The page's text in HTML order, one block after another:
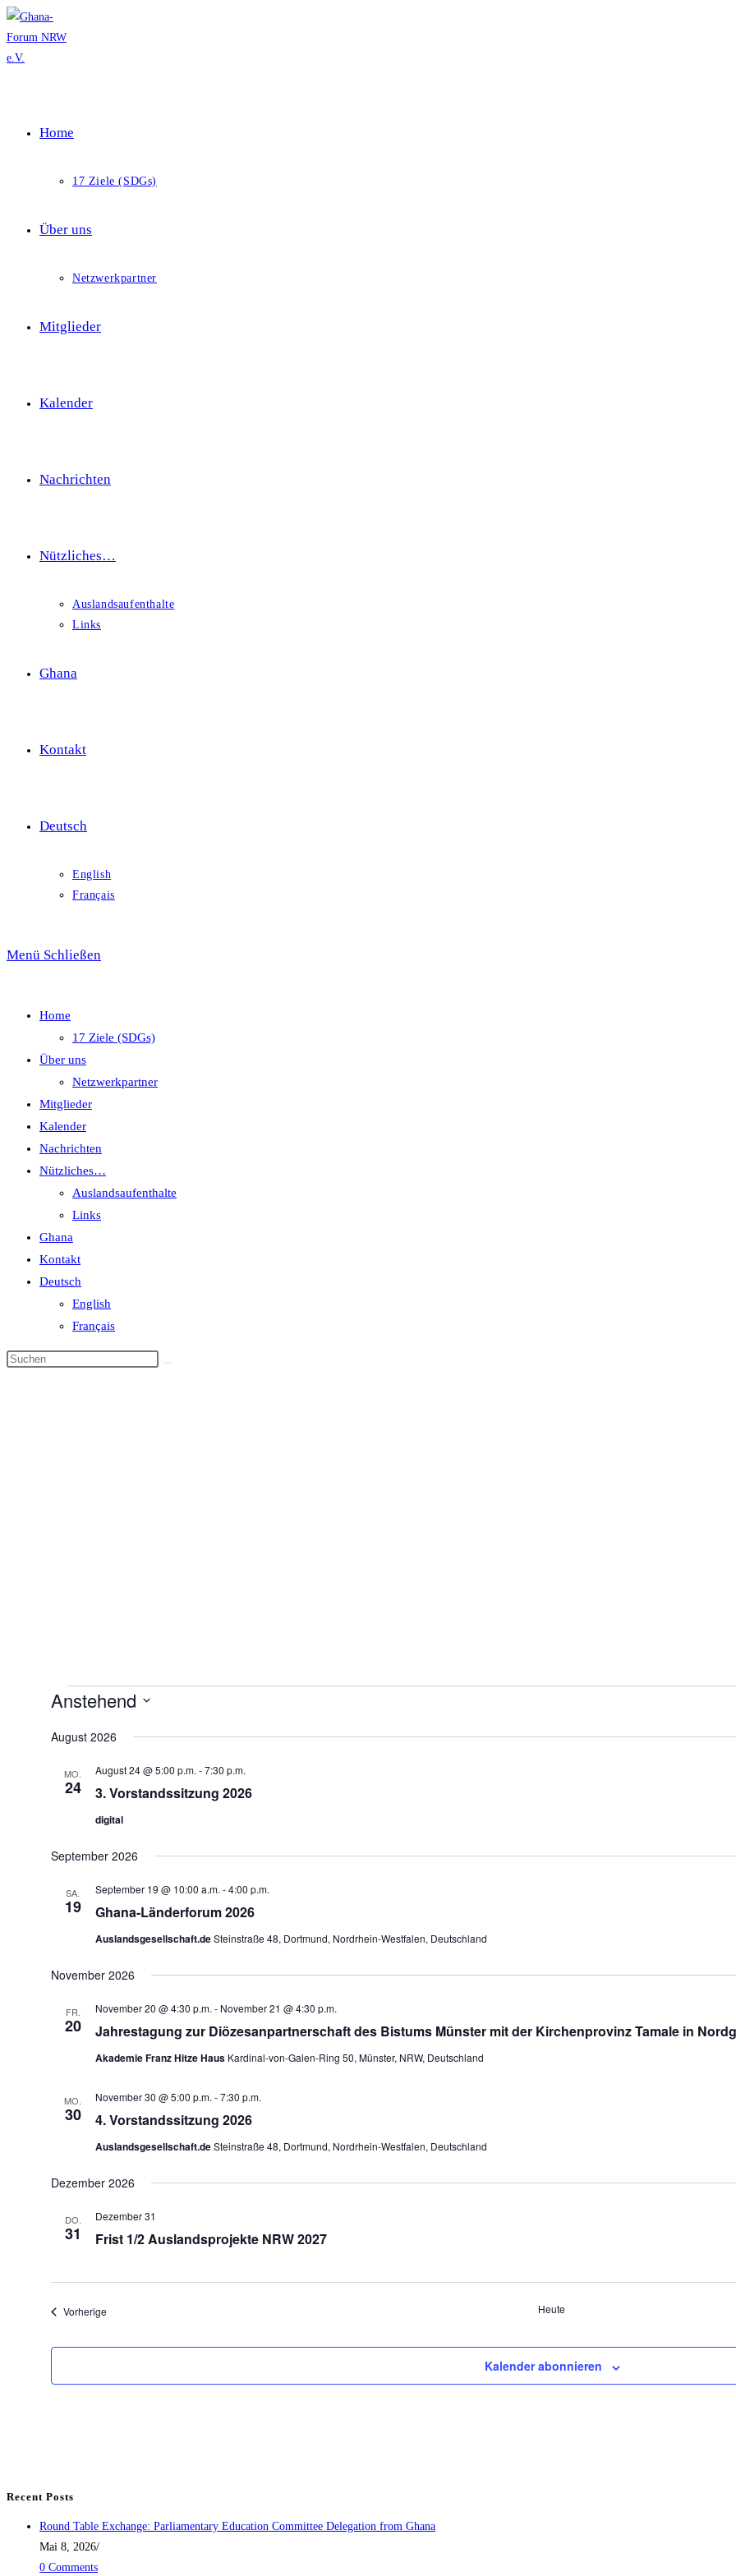
Zum
Inhalt
springen
Home
17 Ziele (SDGs)
Über uns
Netzwerkpartner
Mitglieder
Kalender
Nachrichten
Nützliches…
Auslandsaufenthalte
Links
Ghana
Kontakt
Deutsch
English
Français
Menü Schließen
Home
17 Ziele (SDGs)
Über uns
Netzwerkpartner
Mitglieder
Kalender
Nachrichten
Nützliches…
Auslandsaufenthalte
Links
Ghana
Kontakt
Deutsch
English
Français
Veranstaltungen
Anstehend
wählen.
August 2026
MO.
24 3. Vorstandssitzung 2026
August 24 @ 5:00 p.m.-7:30 p.m.
digital
September 2026
SA.
19 Ghana-Länderforum 2026
September 19 @ 10:00 a.m.-4:00 p.m.
Auslandsgesellschaft.deSteinstraße 48, Dortmund, Nordrhein-Westfalen, Deutschland
November 2026
FR.
20 Jahrestagung zur Diözesanpartnerschaft des Bistums Münster mit der Kirchenprovinz Tamale in
November 20 @ 4:30 p.m.- November 21 @ 4:30 p.m.
Akademie Franz Hitze Haus Kardinal-von-Galen-Ring 50, Münster, NRW, Deutschland
MO.
30 4. Vorstandssitzung 2026
November 30 @ 5:00 p.m.-7:30 p.m.
Auslandsgesellschaft.deSteinstraße 48, Dortmund, Nordrhein-Westfalen, Deutschland
Dezember 2026
DO.
31 Frist 1/2 Auslandsprojekte NRW 2027
Dezember 31
VorherigeVeranstaltungen Heute
Kalender abonnieren
Recent Posts
Round Table Exchange: Parliamentary Education Committee Delegation from Ghana
Mai 8, 2026/
0 Comments